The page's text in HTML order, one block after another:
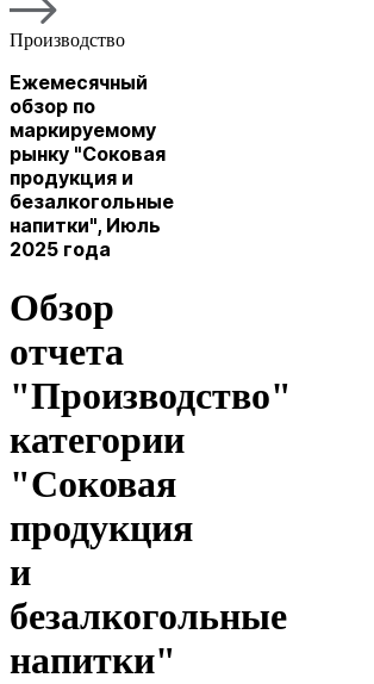
Производство
Ежемесячный
обзор по
маркируемому
рынку "Соковая
продукция и
безалкогольные
напитки", Июль
2025 года
Обзор
отчета
"Производство"
категории
"Соковая
продукция
и
безалкогольные
напитки"